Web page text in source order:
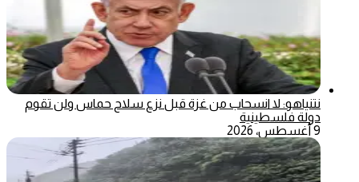
نتنياهو: لا انسحاب من غزة قبل نزع سلاح حماس ولن تقوم
دولة فلسطينية
9 أغسطس، 2026